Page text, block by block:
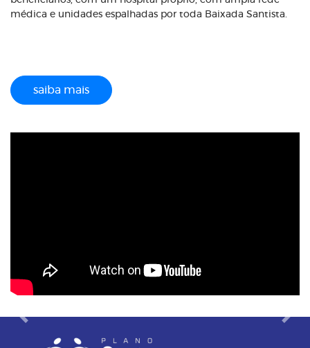
médica e unidades espalhadas por toda Baixada Santista.
saiba mais
Previous Next